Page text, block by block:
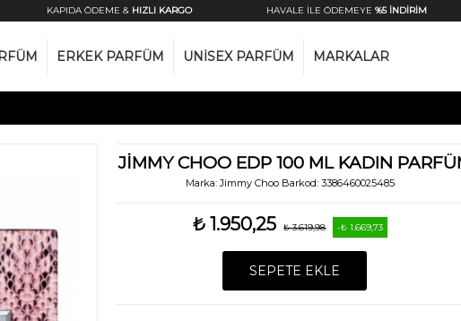
KAPIDA ÖDEME &HIZLI KARGO HAVALE İLE ÖDEMEYE%5 İNDİRİM
ERKEK PARFÜM UNISEX PARFÜM MARKALAR
JIMMY CHOO EDP 100 ML KADIN
Marka: Jimmy Choo Barkod: 3386460025485
₺ 1.950,25 ₺ 3.619,98 -₺ 1.669,73
SEPETE EKLE